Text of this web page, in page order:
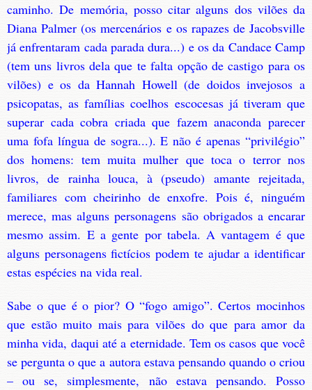
caminho. De memória, posso citar alguns dos vilões da
Diana Palmer (os mercenários e os rapazes de Jacobsville
já enfrentaram cada parada dura...) e os da Candace Camp
(tem uns livros dela que te falta opção de castigo para os
vilões) e os da Hannah Howell (de doidos invejosos a
psicopatas, as famílias coelhos escocesas já tiveram que
superar cada cobra criada que fazem anaconda parecer
uma fofa língua de sogra...). E não é apenas “privilégio”
dos homens: tem muita mulher que toca o terror nos
livros, de rainha louca, à (pseudo) amante rejeitada,
familiares com cheirinho de enxofre. Pois é, ninguém
merece, mas alguns personagens são obrigados a encarar
mesmo assim. E a gente por tabela. A vantagem é que
alguns personagens fictícios podem te ajudar a identificar
estas espécies na vida real.
Sabe o que é o pior? O “fogo amigo”. Certos mocinhos
que estão muito mais para vilões do que para amor da
minha vida, daqui até a eternidade. Tem os casos que você
se pergunta o que a autora estava pensando quando o criou
– ou se, simplesmente, não estava pensando. Posso